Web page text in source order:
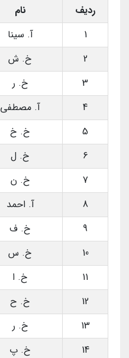
ردیف نام
1
آ. سینا
2
خ. ش
3
خ. ر
4
آ. مصطفی
5
خ. خ
6
خ. ل
7
خ. ن
8
آ. احمد
9
خ. ف
10
خ. س
11
خ. ا
12
خ. ح
13
خ. ر
14
خ. پ